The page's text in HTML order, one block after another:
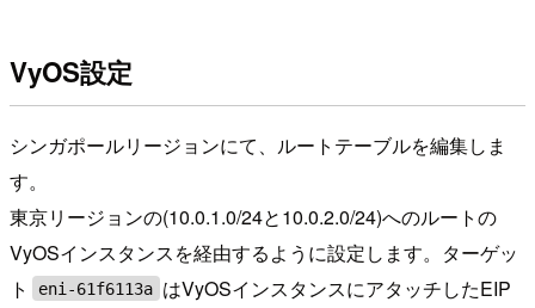
VyOS設定
シンガポールリージョンにて、ルートテーブルを編集しま
す。
東京リージョンの(10.0.1.0/24と10.0.2.0/24)へのルートの
VyOSインスタンスを経由するように設定します。ターゲッ
ト
eni-61f6113a はVyOSインスタンスにアタッチしたEIP